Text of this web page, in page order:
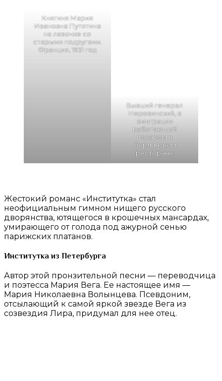
Княгиня Мария
Ивановна Путятина
на лавочке со
старыми подругами.
Франция, 1931 год
Бывший генерал
Неровинский, в
эмиграции
работающий
поваром в
берлинском
ресторане
Жестокий романс «Институтка» стал
неофициальным гимном нищего русского
дворянства, ютящегося в крошечных мансардах,
умирающего от голода под ажурной сенью
парижских платанов.
Институтка из Петербурга
Автор этой пронзительной песни — переводчица
и поэтесса Мария Вега. Ее настоящее имя —
Мария Николаевна Волынцева. Псевдоним,
отсылающий к самой яркой звезде Вега из
созвездия Лира, придумал для нее отец.